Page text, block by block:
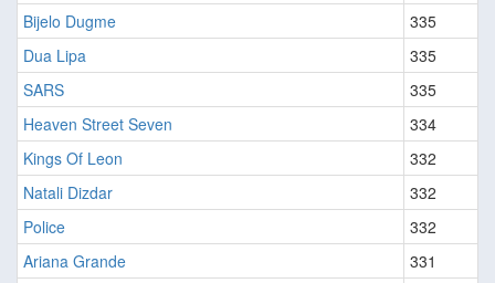
Bijelo Dugme
335
Dua Lipa
335
SARS
335
Heaven Street Seven
334
Kings Of Leon
332
Natali Dizdar
332
Police
332
Ariana Grande
331